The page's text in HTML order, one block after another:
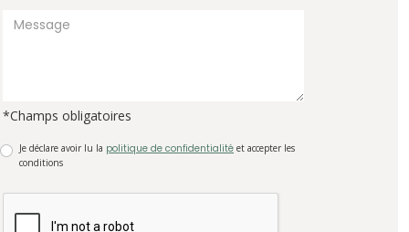
*Champs obligatoires
Je déclare avoir lu la politique de confidentialité et accepter les
conditions